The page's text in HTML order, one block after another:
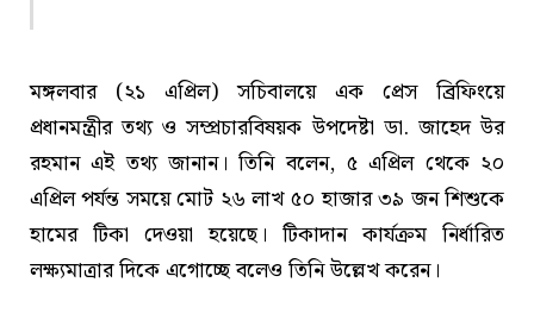
মঙ্গলবার (২১ এপ্রিল) সচিবালয়ে এক প্রেস ব্রিফিংয়ে
প্রধানমন্ত্রীর তথ্য ও সম্প্রচারবিষয়ক উপদেষ্টা ডা. জাহেদ উর
রহমানএই তথ্য জানান। তিনি বলেন, ৫ এপ্রিল থেকে ২০
এপ্রিল পর্যন্ত সময়ে মোট ২৬ লাখ ৫০ হাজার ৩৯ জন শিশুকে
হামের টিকা দেওয়া হয়েছে। টিকাদান কার্যক্রম নির্ধারিত
লক্ষ্যমাত্রার দিকে এগোচ্ছে বলেও তিনি উল্লেখ করেন।